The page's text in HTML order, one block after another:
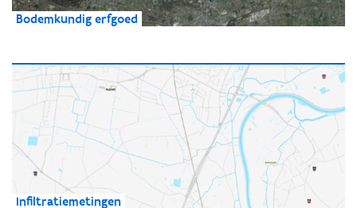
Bodemkundig erfgoed
Infiltratiemetingen